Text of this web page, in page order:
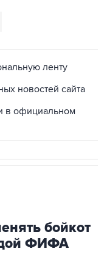
ленту
новостей сайта
в официальном
бойкот
ФИФА